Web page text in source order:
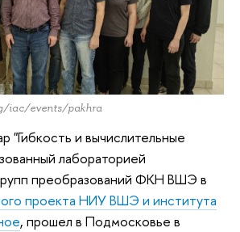
iac/events/pakhra
"Гибкость и вычислительные
лабораторией
преобразований ФКН ВШЭ в
проекта НИУ ВШЭ и института
, прошел в Подмосковье в